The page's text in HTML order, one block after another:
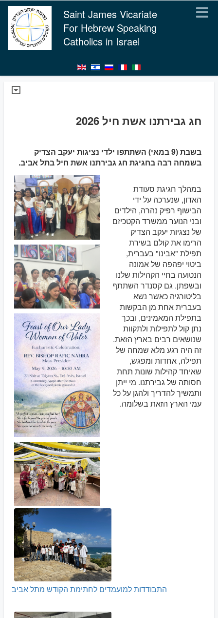
Saint James Vicariate
For Hebrew Speaking
Catholics in Israel
חג גבירתנו אשת חיל 2026
בשבת (9 במאי) השתתפו ילדי נציגות יעקב הצדיק
בשמחה רבה בחגיגת חג גבירתנו אשת חיל בתל אביב.
במהלך חגיגת סעודת
האדון, שנערכה על ידי
הבישוף רפיק נהרה, הילדים
ובני הנוער ממשרד הקטכיזם
של נצגיות יעקב הצדיק
הרימו את קולם בשירת
תפילת "אבינו" בעברית,
ביטוי יפהפה של אמונה
הנטועה בחיי הקהילות שלנו
ובשפתן. גם קסנדר השתתף
בליטורגיה כאשר נשא
בעברית אחת מן הבקשות
בתפילת המאמינים, ובכך
נתן קול לתפילות ולתקוות
שנושאים רבים בארץ הזאת.
זה היה רגע מלא שמחה של
תפילה, אחדות ומפגש,
שאיחד קהילות שונות תחת
חסותה של גבירתנו. מי ייתן
ותמשיך להדריך ולהגן על כל
עמי הארץ הזאת בשלומה.
התבודדות למועמדים לחתימת הקודש מתל אביב